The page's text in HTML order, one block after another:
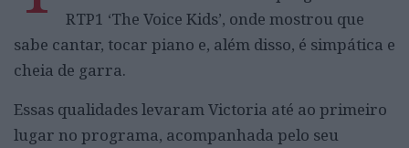
RTP1 ‘The Voice Kids’, onde mostrou que
sabe cantar, tocar piano e, além disso, é simpática e
cheia de garra.
Essas qualidades levaram Victoria até ao primeiro
lugar no programa, acompanhada pelo seu